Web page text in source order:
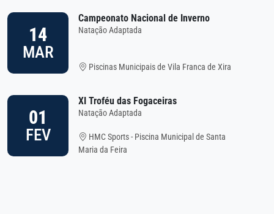
14
MAR
Campeonato Nacional de Inverno
Natação Adaptada
Piscinas Municipais de Vila Franca de Xira
01
FEV
XI Troféu das Fogaceiras
Natação Adaptada
HMC Sports - Piscina Municipal de Santa
Maria da Feira